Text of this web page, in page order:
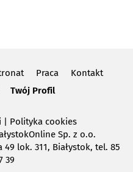
Praca
Kontakt
Twój Profil
Polityka cookies
Sp. z o.o.
lok. 311, Białystok, tel. 85
39